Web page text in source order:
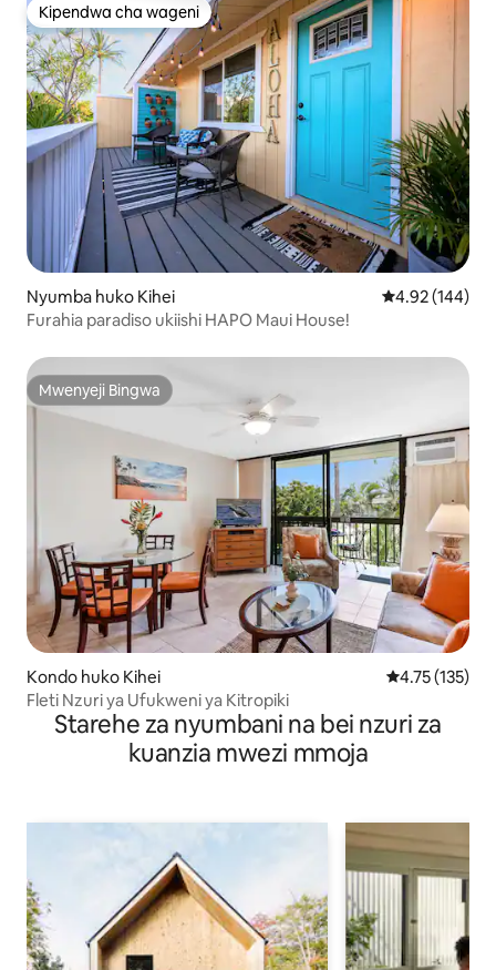
Kipendwa cha wageni
Kipendwa cha wageni
Nyumba huko Kihei Ukadiriaji wa
4.92 (144)
Furahia paradiso ukiishi HAPO Maui House!
Mwenyeji Bingwa
Mwenyeji Bingwa
Kondo huko Kihei Ukadiriaji wa
4.75 (135)
Fleti Nzuri ya Ufukweni ya Kitropiki
Starehe za nyumbani na bei nzuri za
kuanzia mwezi mmoja